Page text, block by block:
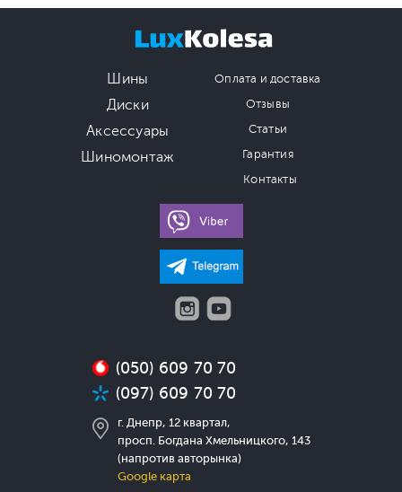
Шины
Диски
Аксессуары
Шиномонтаж
Оплата и доставка
Отзывы
Статьи
Гарантия
Контакты
(050) 609 70 70
(097) 609 70 70
г. Днепр, 12 квартал,
просп. Богдана Хмельницкого, 143
(напротив авторынка)
Google карта